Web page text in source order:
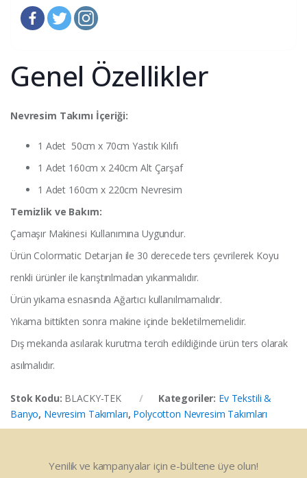
Genel Özellikler
Nevresim Takımı İçeriği:
1 Adet 50cm x 70cm Yastık Kılıfı
1 Adet 160cm x 240cm Alt Çarşaf
1 Adet 160cm x 220cm Nevresim
Temizlik ve Bakım:
Çamaşır Makinesi Kullanımına Uygundur.
Ürün Colormatic Detarjan ile 30 derecede ters çevrilerek Koyu
renkli ürünler ile karıştırılmadan yıkanmalıdır.
Ürün yıkama esnasında Ağartıcı kullanılmamalıdır.
Yıkama bittikten sonra makine içinde bekletilmemelidir.
Dış mekanda asılarak kurutma tercih edildiğinde ürün ters olarak
asılmalıdır.
Stok Kodu: BLACKY-TEK Kategoriler: Ev Tekstili &
Banyo, Nevresim Takımları, Polycotton Nevresim Takımları
Yenilik ve kampanyalar için e-bültene üye olun!